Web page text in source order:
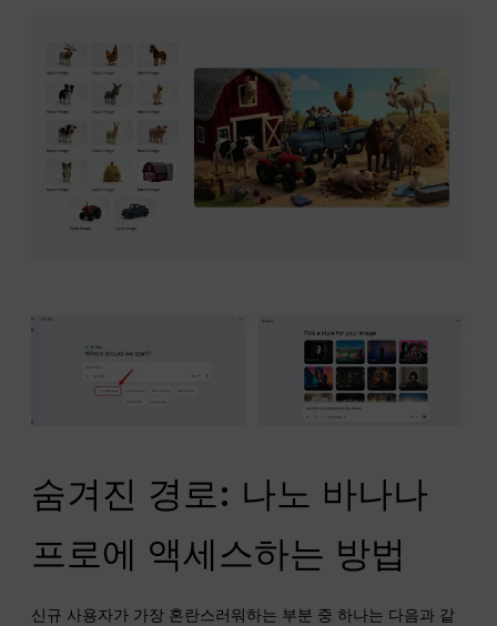
숨겨진 경로: 나노 바나나
프로에 액세스하는 방법
신규 사용자가 가장 혼란스러워하는 부분 중 하나는 다음과 같